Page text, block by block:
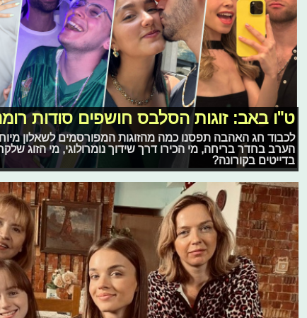
ט"ו באב: זוגות הסלבס חושפים סודות
לכבוד חג האהבה תפסנו כמה מהזוגות המפורסמים לשאלון
הערב בחדר בריחה, מי הכירו דרך שידוך נומרולוגי, מי הזוג
בדייטים בקורונה?